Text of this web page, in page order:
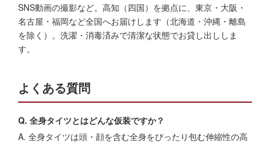
SNS動画の撮影など。高知（四国）を拠点に、東京・大阪・
名古屋・福岡など全国へお届けします（北海道・沖縄・離島
を除く）。洗濯・消毒済みで清潔な状態でお貸し出ししま
す。
よくある質問
Q. 全身タイツとはどんな仮装ですか？
A. 全身タイツは頭・顔を含む全身をぴったり包む伸縮性の高